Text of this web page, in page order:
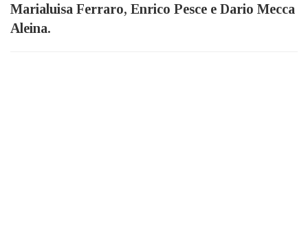
Marialuisa Ferraro, Enrico Pesce e Dario Mecca
Aleina.